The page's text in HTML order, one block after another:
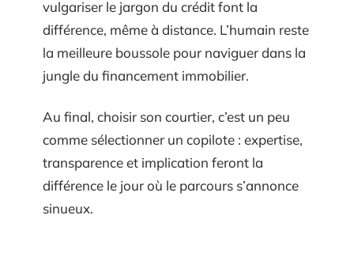
vulgariser le jargon du crédit font la
différence, même à distance. L’humain reste
la meilleure boussole pour naviguer dans la
jungle du financement immobilier.
Au final, choisir son courtier, c’est un peu
comme sélectionner un copilote : expertise,
transparence et implication feront la
différence le jour où le parcours s’annonce
sinueux.